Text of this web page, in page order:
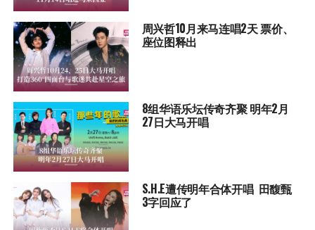
周兴哲10月来马连唱2天 票价、
座位图释出
8组华语乐坛传奇⻬聚 明年2月
27日大马开唱
S.H.E遭传明年合体开唱 田馥甄
3字回应了